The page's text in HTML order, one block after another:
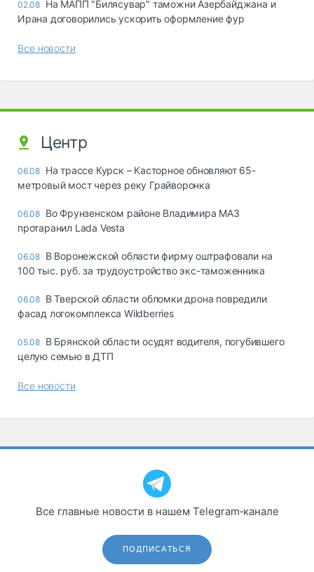
02.08 На МАПП "Билясувар" таможни Азербайджана и
Ирана договорились ускорить оформление фур
Все новости
Центр
06.08 На трассе Курск – Касторное обновляют 65-
метровый мост через реку Грайворонка
06.08 Во Фрунзенском районе Владимира МАЗ
протаранил Lada Vesta
06.08 В Воронежской области фирму оштрафовали на
100 тыс. руб. за трудоустройство экс-таможенника
06.08 В Тверской области обломки дрона повредили
фасад логокомплекса Wildberries
05.08 В Брянской области осудят водителя, погубившего
целую семью в ДТП
Все новости
Все главные новости в нашем Telegram‑канале
ПОДПИСАТЬСЯ